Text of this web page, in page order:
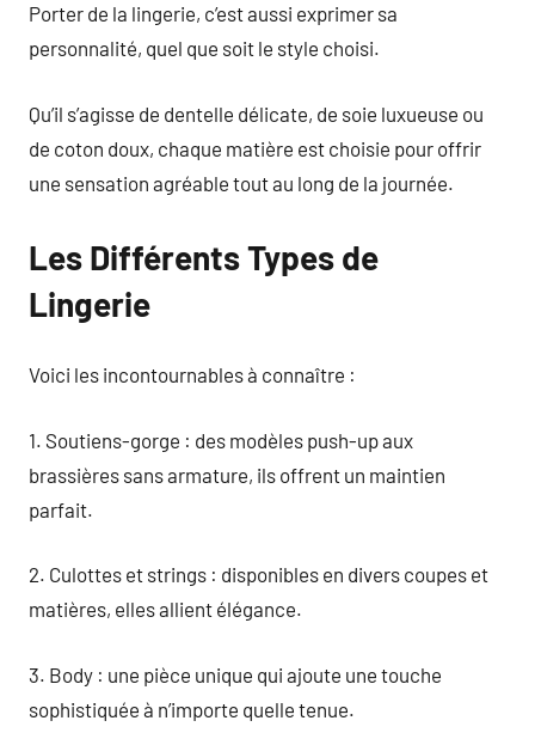
Porter de la lingerie, c’est aussi exprimer sa
personnalité, quel que soit le style choisi.
Qu’il s’agisse de dentelle délicate, de soie luxueuse ou
de coton doux, chaque matière est choisie pour offrir
une sensation agréable tout au long de la journée.
Les Différents Types de
Lingerie
Voici les incontournables à connaître :
1. Soutiens-gorge : des modèles push-up aux
brassières sans armature, ils offrent un maintien
parfait.
2. Culottes et strings : disponibles en divers coupes et
matières, elles allient élégance.
3. Body : une pièce unique qui ajoute une touche
sophistiquée à n’importe quelle tenue.